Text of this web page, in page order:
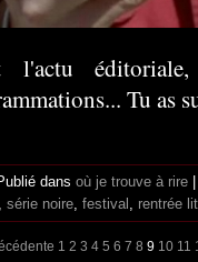
Tu as
dans où je trouve à rire
série noire festival rentrée
1 2 3 4 5 6 7 8 9 10 11